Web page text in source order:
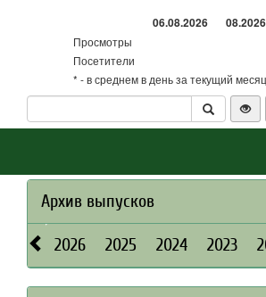
06.08.2026 08.2026
Просмотры
Посетители
* - в среднем в день за текущий месяц
Архив выпусков
2026 2025 2024 2023